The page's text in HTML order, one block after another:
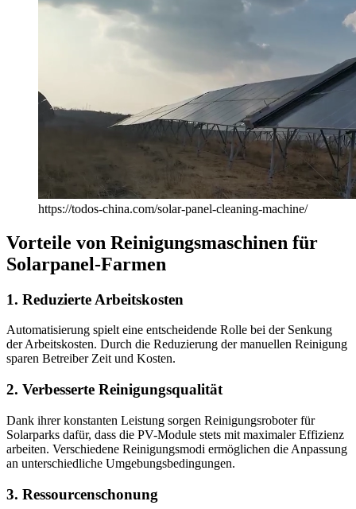
https://todos-china.com/solar-panel-cleaning-machine/
Vorteile von Reinigungsmaschinen für
Solarpanel-Farmen
1. Reduzierte Arbeitskosten
Automatisierung spielt eine entscheidende Rolle bei der Senkung
der Arbeitskosten. Durch die Reduzierung der manuellen Reinigung
sparen Betreiber Zeit und Kosten.
2. Verbesserte Reinigungsqualität
Dank ihrer konstanten Leistung sorgen Reinigungsroboter für
Solarparks dafür, dass die PV-Module stets mit maximaler Effizienz
arbeiten. Verschiedene Reinigungsmodi ermöglichen die Anpassung
an unterschiedliche Umgebungsbedingungen.
3. Ressourcenschonung